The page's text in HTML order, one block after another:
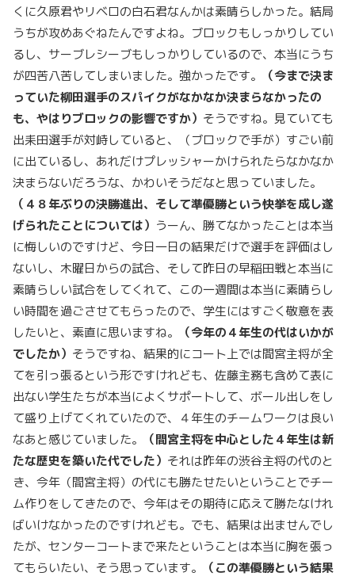
くに久原君やリベロの白石君なんかは素晴らしかった。結局
うちが攻めあぐねたんですよね。ブロックもしっかりしてい
るし、サーブレシーブもしっかりしているので、本当にうち
が四苦八苦してしまいました。強かったです。
（今まで決ま
っていた柳田選手のスパイクがなかなか決まらなかったの
も、やはりブロックの影響ですか） そうですね。見ていても
出耒田選手が対峙していると、（ブロックで手が）すごい前
に出ているし、あれだけプレッシャーかけられたらなかなか
決まらないだろうな、かわいそうだなと思っていました。
（４８年ぶりの決勝進出、そして準優勝という快挙を成し遂
げられたことについては） うーん、勝てなかったことは本当
に悔しいのですけど、今日一日の結果だけで選手を評価はし
ないし、木曜日からの試合、そして昨日の早稲田戦と本当に
素晴らしい試合をしてくれて、この一週間は本当に素晴らし
い時間を過ごさせてもらったので、学生にはすごく敬意を表
したいと、素直に思いますね。
（今年の４年生の代はいかが
でしたか） そうですね、結果的にコート上では間宮主将が全
てを引っ張るという形ですけれども、佐藤主務も含めて表に
出ない学生たちが本当によくサポートして、ボール出しをし
て盛り上げてくれていたので、４年生のチームワークは良い
なあと感じていました。
（間宮主将を中心とした４年生は新
たな歴史を築いた代でした） それは昨年の渋谷主将の代のと
き、今年（間宮主将）の代にも勝たせたいということでチー
ム作りをしてきたので、今年はその期待に応えて勝たなけれ
ばいけなかったのですけれども。でも、結果は出ませんでし
たが、センターコートまで来たということは本当に胸を張っ
てもらいたい、そう思っています。
（この準優勝という結果